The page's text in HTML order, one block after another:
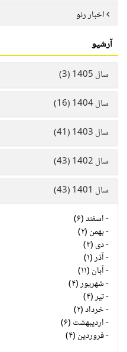
اخبار رنو
آرشیو
سال 1405 (3)
سال 1404 (16)
سال 1403 (41)
سال 1402 (43)
سال 1401 (43)
-اسفند (۶)
-بهمن (۲)
-دی (۳)
-آذر (۱)
-آبان (۱۱)
-شهریور (۴)
-تیر (۴)
-خرداد (۲)
-اردیبهشت (۶)
-فروردین (۴)